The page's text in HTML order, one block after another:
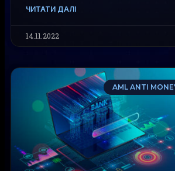
ЧИТАТИ ДАЛІ
14.11.2022
AML ANTI